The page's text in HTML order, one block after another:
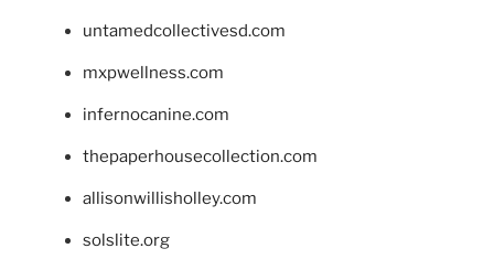
untamedcollectivesd.com
mxpwellness.com
infernocanine.com
thepaperhousecollection.com
allisonwillisholley.com
solslite.org